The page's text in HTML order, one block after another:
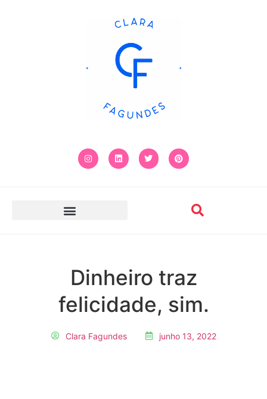
Dinheiro traz
felicidade, sim.
Clara Fagundes junho 13, 2022